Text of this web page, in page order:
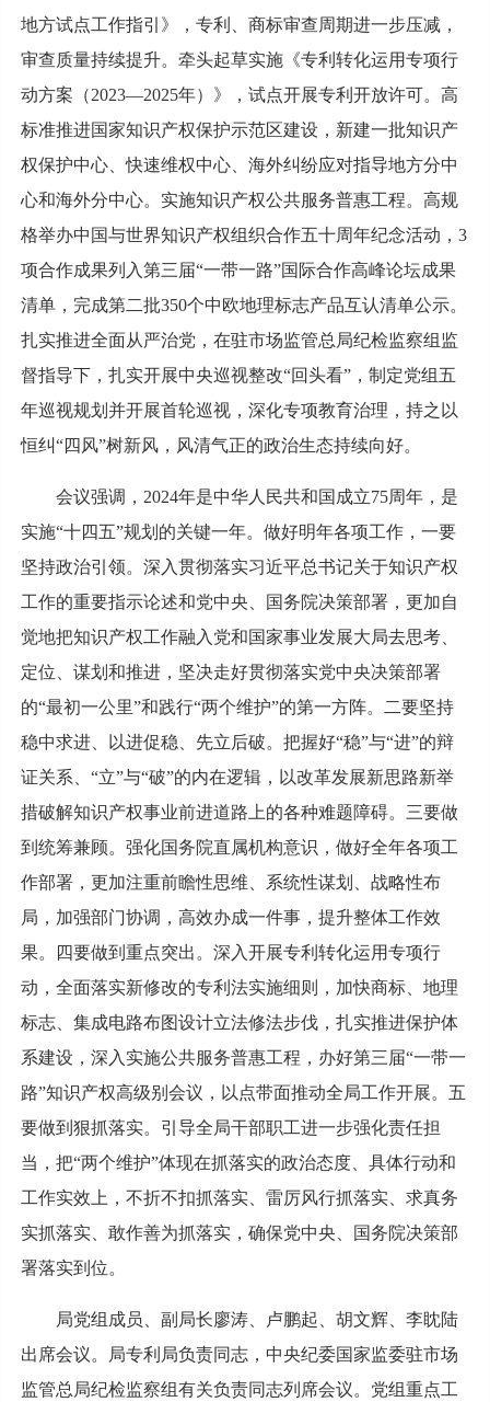
地方试点工作指引》，专利、商标审查周期进一步压减，
审查质量持续提升。牵头起草实施《专利转化运用专项行
动方案（2023—2025年）》，试点开展专利开放许可。高
标准推进国家知识产权保护示范区建设，新建一批知识产
权保护中心、快速维权中心、海外纠纷应对指导地方分中
心和海外分中心。实施知识产权公共服务普惠工程。高规
格举办中国与世界知识产权组织合作五十周年纪念活动，3
项合作成果列入第三届“一带一路”国际合作高峰论坛成果
清单，完成第二批350个中欧地理标志产品互认清单公示。
扎实推进全面从严治党，在驻市场监管总局纪检监察组监
督指导下，扎实开展中央巡视整改“回头看”，制定党组五
年巡视规划并开展首轮巡视，深化专项教育治理，持之以
恒纠“四风”树新风，风清气正的政治生态持续向好。
会议强调，2024年是中华人民共和国成立75周年，是
实施“十四五”规划的关键一年。做好明年各项工作，一要
坚持政治引领。深入贯彻落实习近平总书记关于知识产权
工作的重要指示论述和党中央、国务院决策部署，更加自
觉地把知识产权工作融入党和国家事业发展大局去思考、
定位、谋划和推进，坚决走好贯彻落实党中央决策部署
的“最初一公里”和践行“两个维护”的第一方阵。二要坚持
稳中求进、以进促稳、先立后破。把握好“稳”与“进”的辩
证关系、“立”与“破”的内在逻辑，以改革发展新思路新举
措破解知识产权事业前进道路上的各种难题障碍。三要做
到统筹兼顾。强化国务院直属机构意识，做好全年各项工
作部署，更加注重前瞻性思维、系统性谋划、战略性布
局，加强部门协调，高效办成一件事，提升整体工作效
果。四要做到重点突出。深入开展专利转化运用专项行
动，全面落实新修改的专利法实施细则，加快商标、地理
标志、集成电路布图设计立法修法步伐，扎实推进保护体
系建设，深入实施公共服务普惠工程，办好第三届“一带一
路”知识产权高级别会议，以点带面推动全局工作开展。五
要做到狠抓落实。引导全局干部职工进一步强化责任担
当，把“两个维护”体现在抓落实的政治态度、具体行动和
工作实效上，不折不扣抓落实、雷厉风行抓落实、求真务
实抓落实、敢作善为抓落实，确保党中央、国务院决策部
署落实到位。
局党组成员、副局长廖涛、卢鹏起、胡文辉、李眈陆
出席会议。局专利局负责同志，中央纪委国家监委驻市场
监管总局纪检监察组有关负责同志列席会议。党组重点工